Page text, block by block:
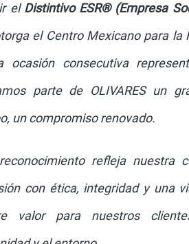
elDistintivo ESR® (Empresa
el Centro Mexicano para la
ocasión consecutiva
parte de OLIVARES un
un compromiso renovado.
refleja nuestra
con ética, integridad y una
valor para nuestros